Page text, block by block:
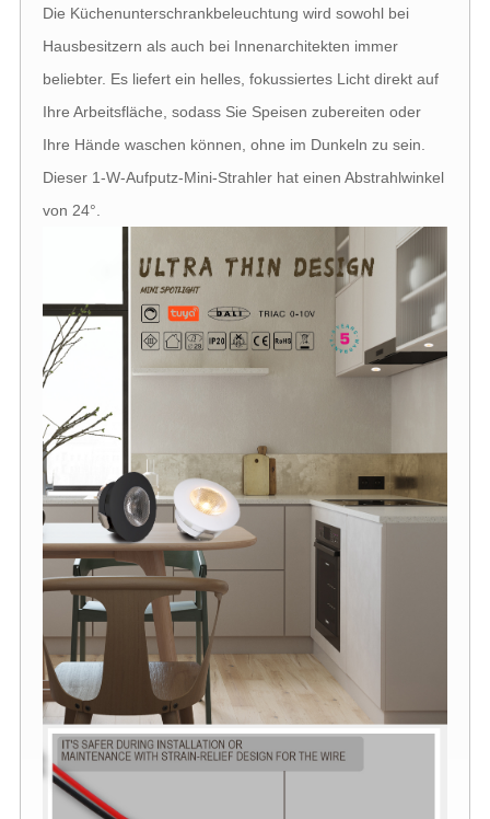
Die Küchenunterschrankbeleuchtung wird sowohl bei
Hausbesitzern als auch bei Innenarchitekten immer
beliebter. Es liefert ein helles, fokussiertes Licht direkt auf
Ihre Arbeitsfläche, sodass Sie Speisen zubereiten oder
Ihre Hände waschen können, ohne im Dunkeln zu sein.
Dieser 1-W-Aufputz-Mini-Strahler hat einen Abstrahlwinkel
von 24°.